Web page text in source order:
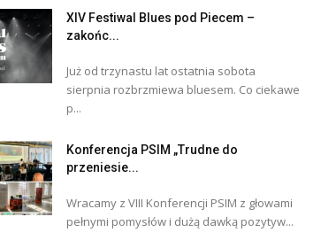
XIV Festiwal Blues pod Piecem –
zakońc...
Już od trzynastu lat ostatnia sobota
sierpnia rozbrzmiewa bluesem. Co ciekawe
p...
Konferencja PSIM „Trudne do
przeniesie...
Wracamy z VIII Konferencji PSIM z głowami
pełnymi pomysłów i dużą dawką pozytyw...